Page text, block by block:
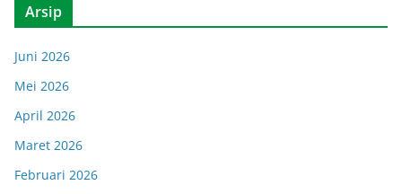
Arsip
Juni 2026
Mei 2026
April 2026
Maret 2026
Februari 2026